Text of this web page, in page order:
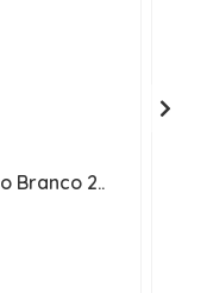
Branco 2..